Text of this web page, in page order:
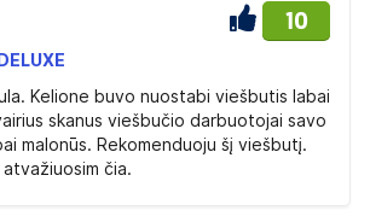
10
Kelione buvo nuostabi viešbutis labai
skanus viešbučio darbuotojai savo
malonūs. Rekomenduoju šį viešbutį.
čia.